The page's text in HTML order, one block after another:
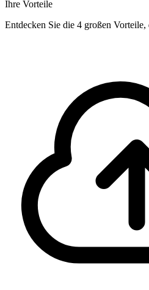
Ihre Vorteile
Entdecken Sie die 4 großen